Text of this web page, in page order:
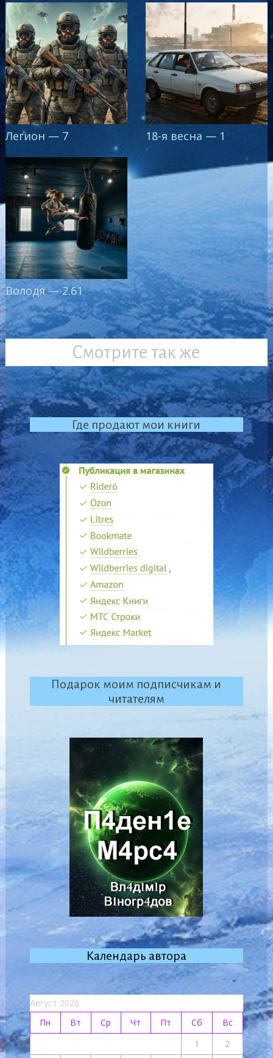
Легион — 7 18-я весна — 1
Володя — 2.61
Смотрите так же
Где продают мои книги
Подарок моим подписчикам и
читателям
Календарь автора
Август 2026
Пн
Вт Ср Чт Пт Сб
Вс
1
2